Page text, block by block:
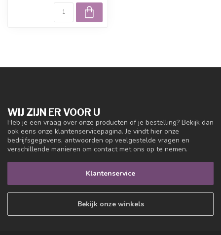
WIJ ZIJN ER VOOR U
Heb je een vraag over onze producten of je bestelling? Bekijk dan
ook eens onze klantenservicepagina. Je vindt hier onze
bedrijfsgegevens, antwoorden op veelgestelde vragen en
verschillende manieren om contact met ons op te nemen.
Klantenservice
Bekijk onze winkels